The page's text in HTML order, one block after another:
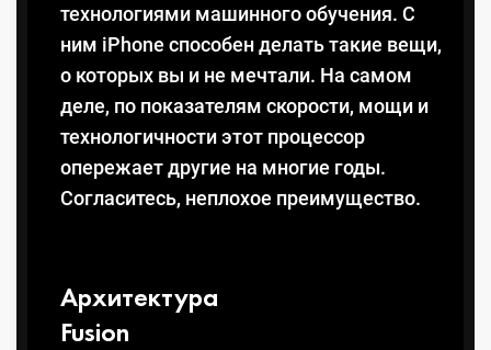
технологиями машинного обучения. С
ним iPhone способен делать такие вещи,
о которых вы и не мечтали. На самом
деле, по показателям скорости, мощи и
технологичности этот процессор
опережает другие на многие годы.
Согласитесь, неплохое преимущество.
Архитектура
Fusion